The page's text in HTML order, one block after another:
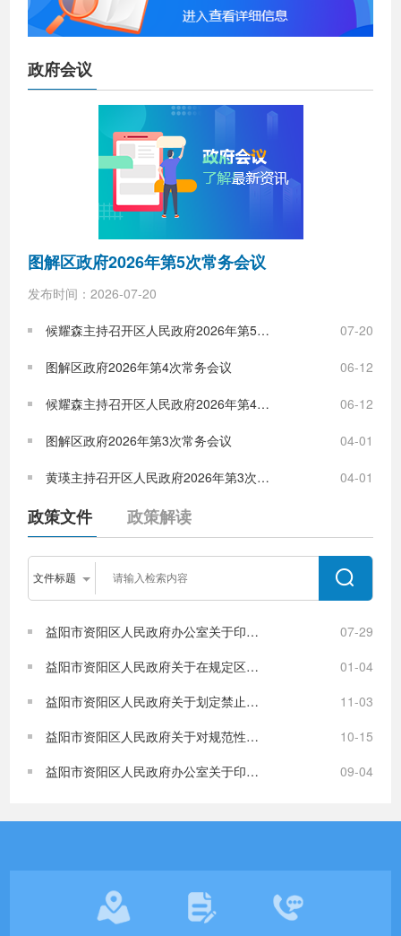
政府会议
图解区政府2026年第5次常务会议
发布时间：2026-07-20
候耀森主持召开区人民政府2026年第5次常务会议 07-20
图解区政府2026年第4次常务会议 06-12
候耀森主持召开区人民政府2026年第4次常务会议 06-12
图解区政府2026年第3次常务会议 04-01
黄瑛主持召开区人民政府2026年第3次常务会议 04-01
政策文件 政策解读
益阳市资阳区人民政府办公室关于印发《益阳市资阳区房票安置实施办法（试行）》的通知
07-29
益阳市资阳区人民政府关于在规定区域内禁止燃放烟花爆竹的通告
01-04
益阳市资阳区人民政府关于划定禁止露天烧烤区域的通告（试行）
11-03
益阳市资阳区人民政府关于对规范性文件予以废止、宣布失效、确认继续有效的决定
10-15
益阳市资阳区人民政府办公室关于印发《资阳区殡葬领域跨部门综合监管实施方案（试行）》的通知
09-04